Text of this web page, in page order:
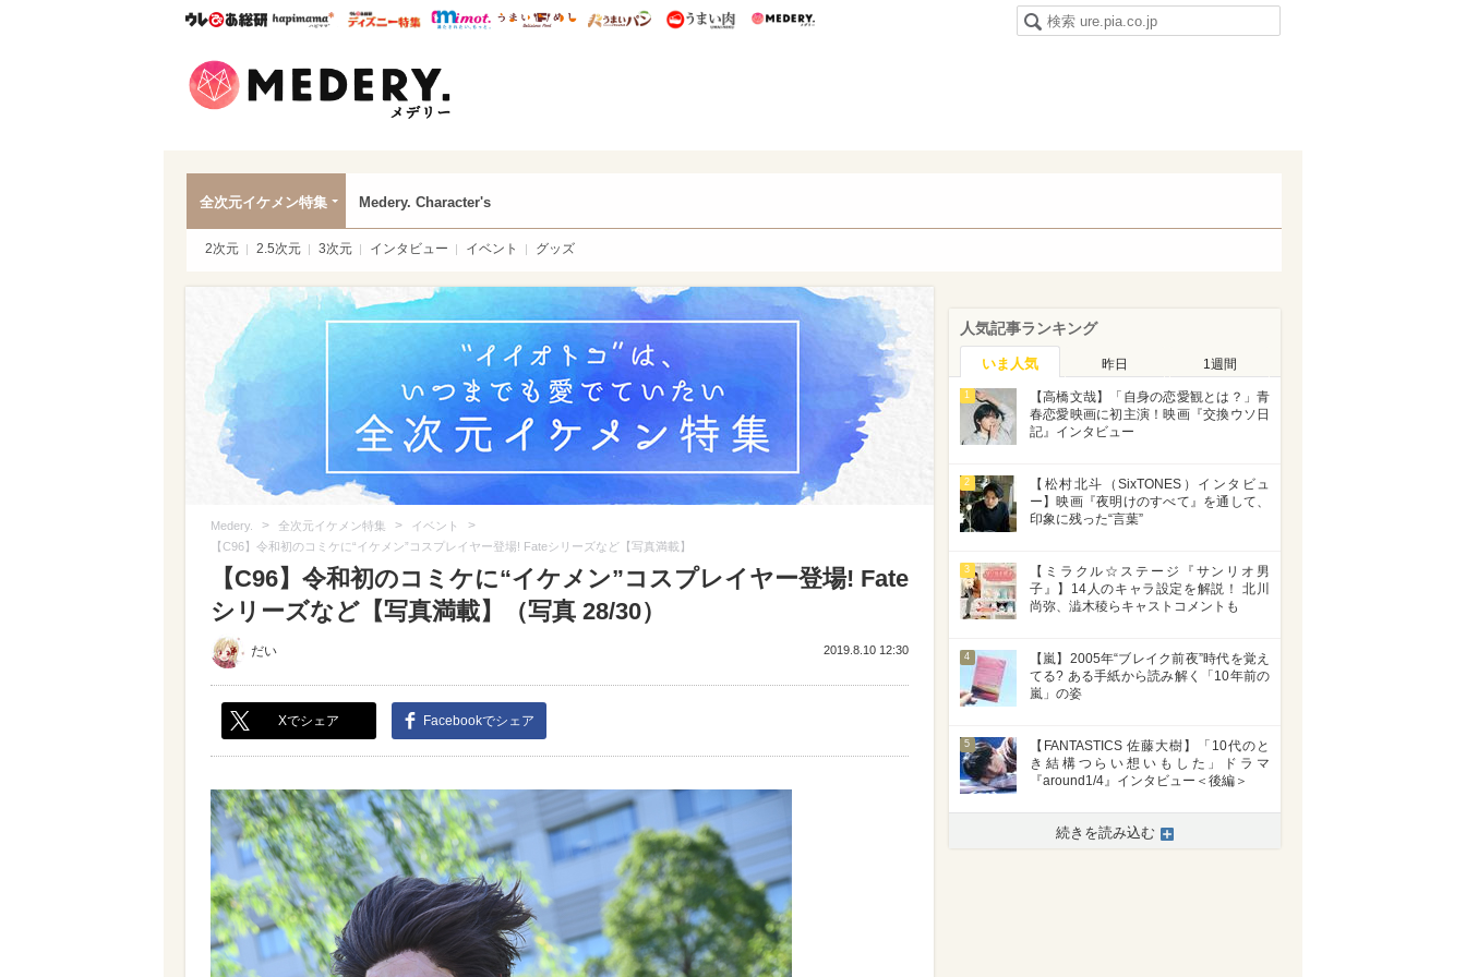
ウレぴあ総研ハピママ* ウレぴあ総研 ディズニー特集
mimot. うまいめし うまいパン うまい肉
全次元イケメン特集 Medery. Character's
2次元 2.5次元 3次元 インタビュー イベント グッズ
Medery. > 全次元イケメン特集 > イベント >
【C96】令和初のコミケに“イケメン”コスプレイヤー登場! Fateシリーズなど【写真満載】
【C96】令和初のコミケに“イケメン”コスプレイヤー登場! Fate
シリーズなど【写真満載】（写真 28/30）
だい 2019.8.10 12:30
Xでシェア Facebookでシェア
人気記事ランキング
いま人気 昨日 1週間
1
【高橋文哉】「自身の恋愛観とは？」青
春恋愛映画に初主演！映画『交換ウソ日
記』インタビュー
2
【松村北斗（SixTONES）インタビュ
ー】映画『夜明けのすべて』を通して、
印象に残った“言葉”
3
【ミラクル☆ステージ『サンリオ男
子』】14人のキャラ設定を解説！ 北川
尚弥、澁木稜らキャストコメントも
4
【嵐】2005年“ブレイク前夜”時代を覚え
てる? ある手紙から読み解く「10年前の
嵐」の姿
5
【FANTASTICS 佐藤大樹】「10代のと
き結構つらい想いもした」ドラマ
『around1/4』インタビュー＜後編＞
続きを読み込む